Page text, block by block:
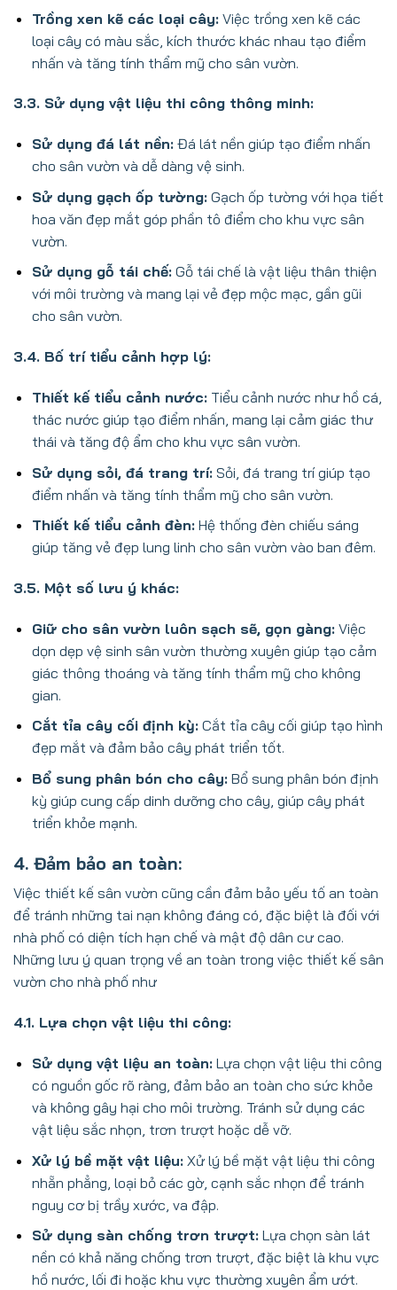
Trồng xen kẽ các loại cây:Việc trồng xen kẽ các
loại cây có màu sắc, kích thước khác nhau tạo điểm
nhấn và tăng tính thẩm mỹ cho sân vườn.
3.3. Sử dụng vật liệu thi công thông minh:
Sử dụng đá lát nền:Đá lát nền giúp tạo điểm nhấn
cho sân vườn và dễ dàng vệ sinh.
Sử dụng gạch ốp tường:Gạch ốp tường với họa tiết
hoa văn đẹp mắt góp phần tô điểm cho khu vực sân
vườn.
Sử dụng gỗ tái chế:Gỗ tái chế là vật liệu thân thiện
với môi trường và mang lại vẻ đẹp mộc mạc, gần gũi
cho sân vườn.
3.4. Bố trí tiểu cảnh hợp lý:
Thiết kế tiểu cảnh nước:Tiểu cảnh nước như hồ cá,
thác nước giúp tạo điểm nhấn, mang lại cảm giác thư
thái và tăng độ ẩm cho khu vực sân vườn.
Sử dụng sỏi, đá trang trí:Sỏi, đá trang trí giúp tạo
điểm nhấn và tăng tính thẩm mỹ cho sân vườn.
Thiết kế tiểu cảnh đèn:Hệ thống đèn chiếu sáng
giúp tăng vẻ đẹp lung linh cho sân vườn vào ban đêm.
3.5. Một số lưu ý khác:
Giữ cho sân vườn luôn sạch sẽ, gọn gàng:Việc
dọn dẹp vệ sinh sân vườn thường xuyên giúp tạo cảm
giác thông thoáng và tăng tính thẩm mỹ cho không
gian.
Cắt tỉa cây cối định kỳ:Cắt tỉa cây cối giúp tạo hình
đẹp mắt và đảm bảo cây phát triển tốt.
Bổ sung phân bón cho cây:Bổ sung phân bón định
kỳ giúp cung cấp dinh dưỡng cho cây, giúp cây phát
triển khỏe mạnh.
4. Đảm bảo an toàn:
Việc thiết kế sân vườn cũng cần đảm bảo yếu tố an toàn
để tránh những tai nạn không đáng có, đặc biệt là đối với
nhà phố có diện tích hạn chế và mật độ dân cư cao.
Những lưu ý quan trọng về an toàn trong việc thiết kế sân
vườn cho nhà phố như
4.1. Lựa chọn vật liệu thi công:
Sử dụng vật liệu an toàn:Lựa chọn vật liệu thi công
có nguồn gốc rõ ràng, đảm bảo an toàn cho sức khỏe
và không gây hại cho môi trường. Tránh sử dụng các
vật liệu sắc nhọn, trơn trượt hoặc dễ vỡ.
Xử lý bề mặt vật liệu:Xử lý bề mặt vật liệu thi công
nhẵn phẳng, loại bỏ các gờ, cạnh sắc nhọn để tránh
nguy cơ bị trầy xước, va đập.
Sử dụng sàn chống trơn trượt:Lựa chọn sàn lát
nền có khả năng chống trơn trượt, đặc biệt là khu vực
hồ nước, lối đi hoặc khu vực thường xuyên ẩm ướt.